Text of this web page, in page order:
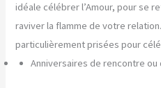
idéale célébrer l’Amour, pour se
raviver la flamme de votre
particulièrement prisées pour
Anniversaires de rencontre ou